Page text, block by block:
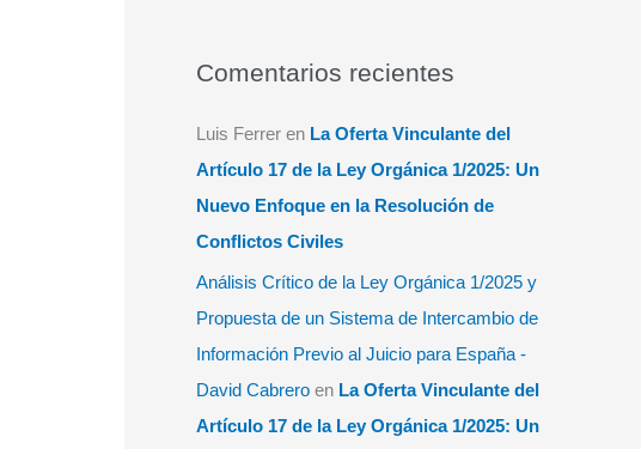
Comentarios recientes
Luis Ferrer en La Oferta Vinculante del
Artículo 17 de la Ley Orgánica 1/2025: Un
Nuevo Enfoque en la Resolución de
Conflictos Civiles
Análisis Crítico de la Ley Orgánica 1/2025 y
Propuesta de un Sistema de Intercambio de
Información Previo al Juicio para España -
David Cabrero en La Oferta Vinculante del
Artículo 17 de la Ley Orgánica 1/2025: Un